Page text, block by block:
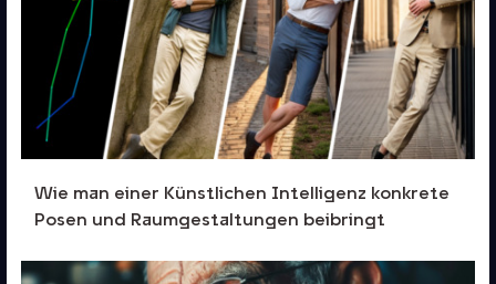
Wie man einer Künstlichen Intelligenz konkrete
Posen und Raumgestaltungen beibringt